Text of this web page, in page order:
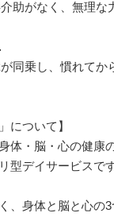
助がなく、無理な
同乗し、慣れてか
について】
体・脳・心の健康
型デイサービスです
、身体と脳と心の